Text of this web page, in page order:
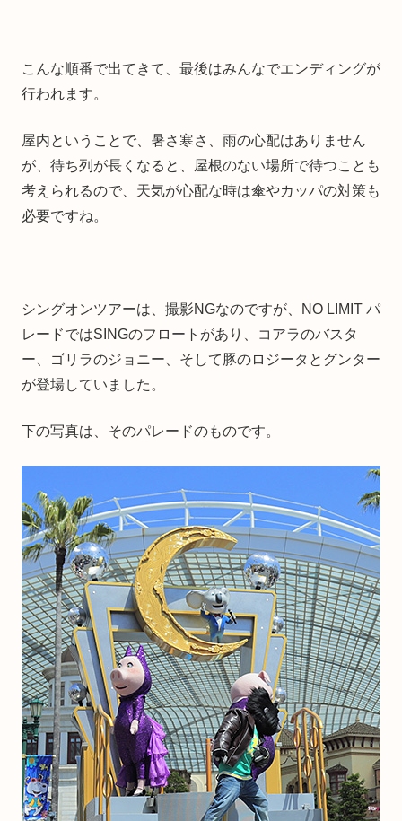
こんな順番で出てきて、最後はみんなでエンディングが
行われます。
屋内ということで、暑さ寒さ、雨の心配はありません
が、待ち列が長くなると、屋根のない場所で待つことも
考えられるので、天気が心配な時は傘やカッパの対策も
必要ですね。
シングオンツアーは、撮影NGなのですが、NO LIMIT パ
レードではSINGのフロートがあり、コアラのバスタ
ー、ゴリラのジョニー、そして豚のロジータとグンター
が登場していました。
下の写真は、そのパレードのものです。